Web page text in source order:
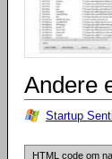
Andere
Startup
HTML code om